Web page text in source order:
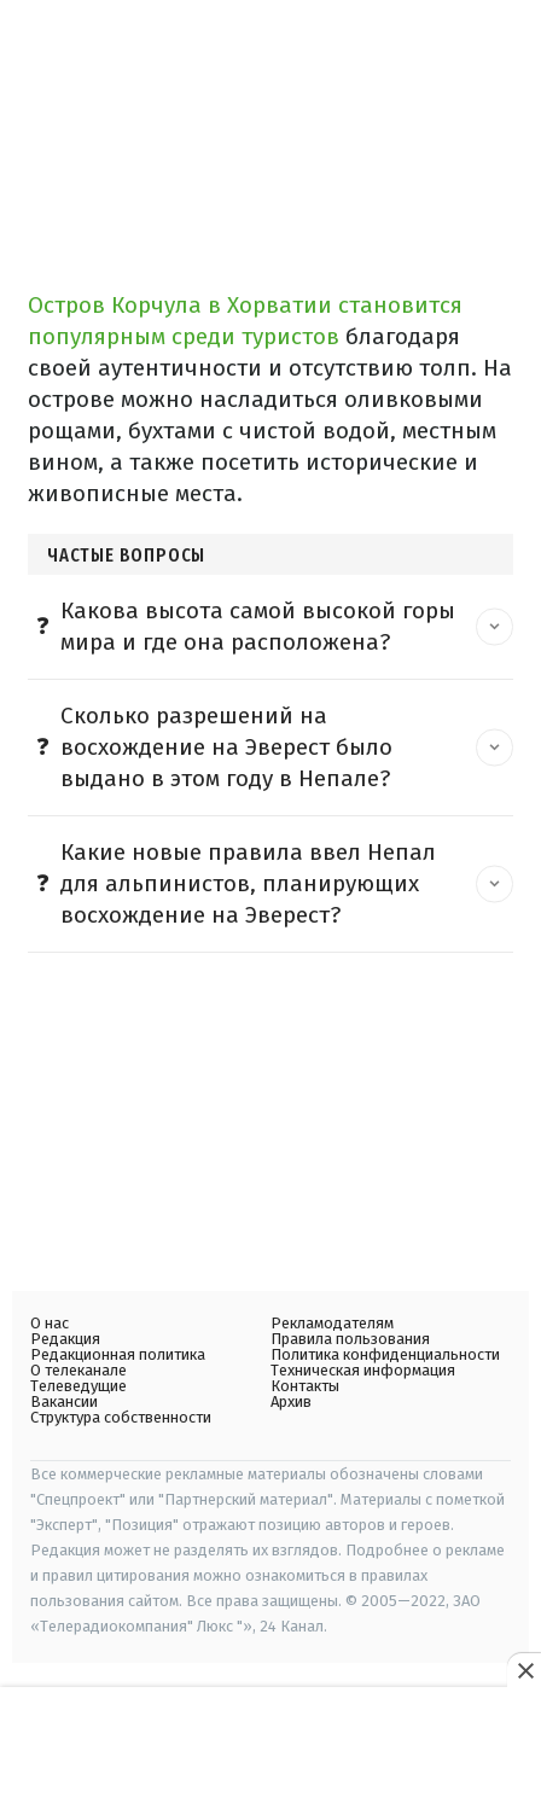
Остров Корчула в Хорватии становится
популярным среди туристов благодаря
своей аутентичности и отсутствию толп. На
острове можно насладиться оливковыми
рощами, бухтами с чистой водой, местным
вином, а также посетить исторические и
живописные места.
ЧАСТЫЕ ВОПРОСЫ
Какова высота самой высокой горы
мира и где она расположена?
Сколько разрешений на
восхождение на Эверест было
выдано в этом году в Непале?
Какие новые правила ввел Непал
для альпинистов, планирующих
восхождение на Эверест?
О нас
Редакция
Редакционная политика
О телеканале
Телеведущие
Вакансии
Структура собственности
Рекламодателям
Правила пользования
Политика конфиденциальности
Техническая информация
Контакты
Архив
Все коммерческие рекламные материалы обозначены словами
"Спецпроект" или "Партнерский материал". Материалы с пометкой
"Эксперт", "Позиция" отражают позицию авторов и героев.
Редакция может не разделять их взглядов. Подробнее о рекламе
и правил цитирования можно ознакомиться в правилах
пользования сайтом. Все права защищены. © 2005—2022, ЗАО
«Телерадиокомпания" Люкс "», 24 Канал.